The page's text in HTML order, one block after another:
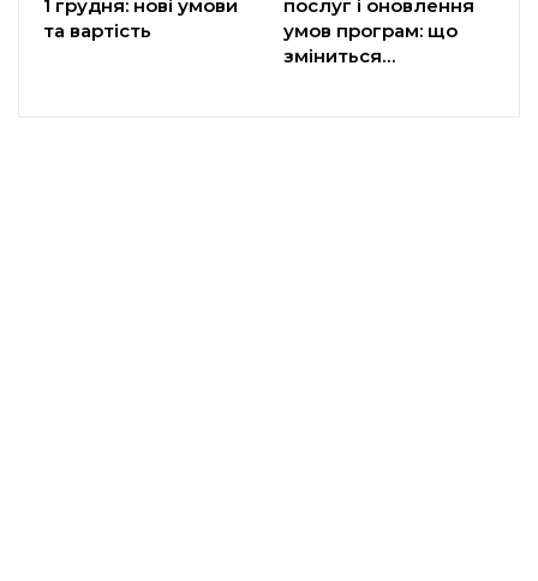
1 грудня: нові умови
та вартість
послуг і оновлення
умов програм: що
зміниться…